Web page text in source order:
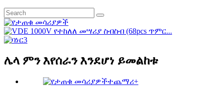
ሌላ ምን እየሰራን እንደሆነ ይመልከቱ
ተጨማሪ+